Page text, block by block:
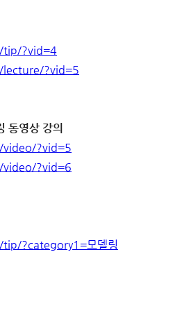
tip/?vid=4
?vid=5
동영상 강의
?vid=5
?vid=6
?category1=모델링